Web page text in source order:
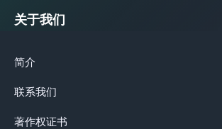
关于我们
简介
联系我们
著作权证书